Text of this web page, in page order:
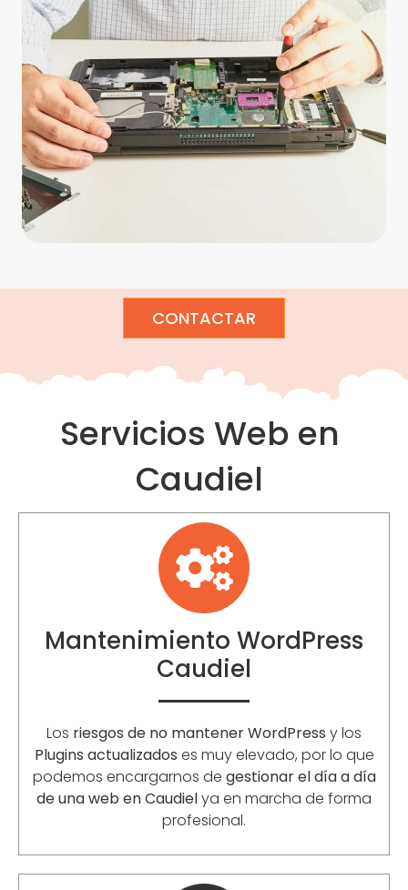
CONTACTAR
Servicios Web en
Caudiel
Mantenimiento WordPress
Caudiel
Los riesgos de no mantener WordPress y los
Plugins actualizados es muy elevado, por lo que
podemos encargarnos de gestionar el día a día
de una web en Caudielya en marcha de forma
profesional.